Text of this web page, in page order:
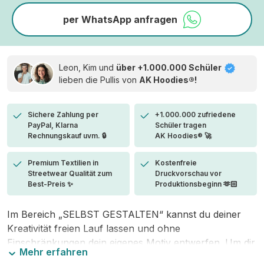
per WhatsApp anfragen
Leon, Kim und über +1.000.000 Schüler
lieben die Pullis von AK Hoodies®!
Sichere Zahlung per
PayPal, Klarna
Rechnungskauf uvm. 🔒
+1.000.000 zufriedene
Schüler tragen
AK Hoodies® 🚀
Premium Textilien in
Streetwear Qualität zum
Best-Preis ✨
Kostenfreie
Druckvorschau vor
Produktionsbeginn 🫶🏻
Im Bereich „SELBST GESTALTEN“ kannst du deiner
Kreativität freien Lauf lassen und ohne
Einschränkungen dein eigenes Motiv entwerfen. Um dir
Mehr erfahren